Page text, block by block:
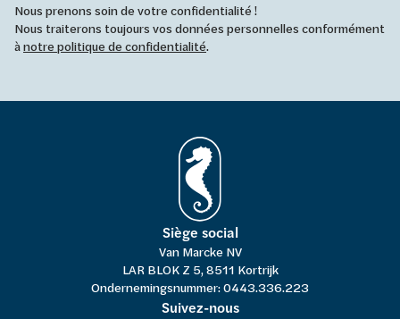
Nous prenons soin de votre confidentialité !
Nous traiterons toujours vos données personnelles conformément
ànotre politique de confidentialité.
Siège social
Van Marcke NV
LAR BLOK Z 5, 8511 Kortrijk
Ondernemingsnummer: 0443.336.223
Suivez-nous